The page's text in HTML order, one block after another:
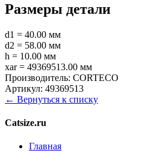
Размеры детали
d1 = 40.00 мм
d2 = 58.00 мм
h = 10.00 мм
xar = 49369513.00 мм
Производитель: CORTECO
Артикул: 49369513
← Вернуться к списку
Catsize.ru
Главная